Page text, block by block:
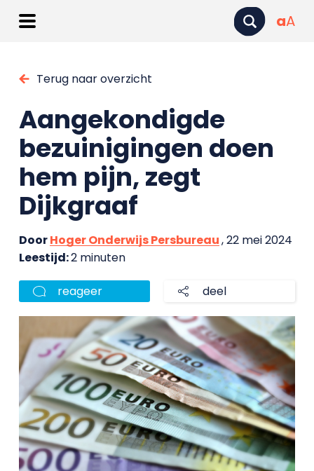
aA
Terug naar overzicht
Aangekondigde
bezuinigingen doen
hem pijn, zegt
Dijkgraaf
DoorHoger Onderwijs Persbureau, 22 mei 2024
Leestijd:2 minuten
reageer deel